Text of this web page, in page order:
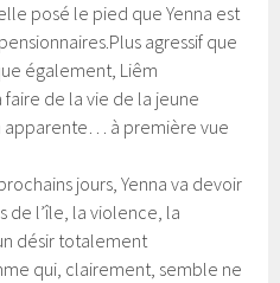
posé le pied que Yenna est
Plus agressif que
également, Liêm
de la vie de la jeune
apparente… à première vue
jours, Yenna va devoir
de l’île, la violence, la
désir totalement
qui, clairement, semble ne